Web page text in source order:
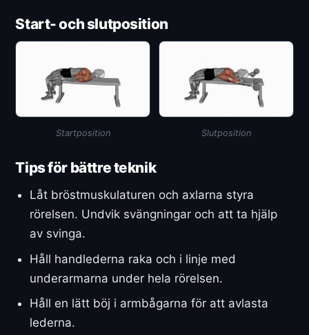
Start- och slutposition
Startposition Slutposition
Tips för bättre teknik
Låt bröstmuskulaturen och axlarna styra
rörelsen. Undvik svängningar och att ta hjälp
av svinga.
Håll handlederna raka och i linje med
underarmarna under hela rörelsen.
Håll en lätt böj i armbågarna för att avlasta
lederna.